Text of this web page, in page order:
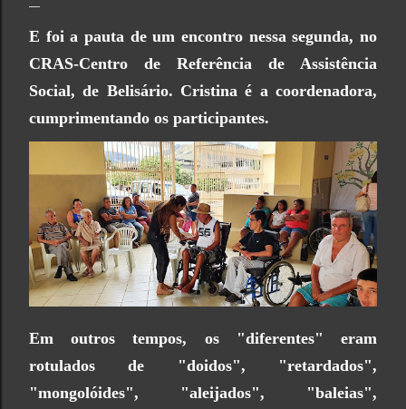
E foi a pauta de um encontro nessa segunda, no
CRAS-Centro de Referência de Assistência
Social, de Belisário. Cristina é a coordenadora,
cumprimentando os participantes.
Em outros tempos, os "diferentes" eram
rotulados de "doidos", "retardados",
"mongolóides", "aleijados", "baleias",